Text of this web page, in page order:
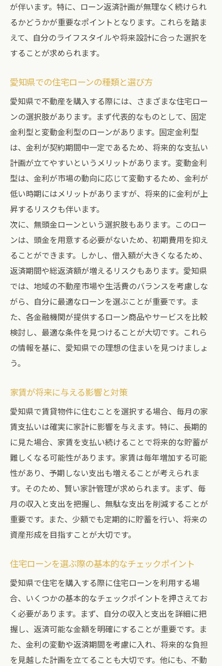
が伴います。特に、ローン返済計画が無理なく続けられ
るかどうかが重要なポイントとなります。これらを踏ま
えて、自分のライフスタイルや将来設計に合った選択を
することが求められます。
愛知県での住宅ローンの種類と選び方
愛知県で不動産を購入する際には、さまざまな住宅ロー
ンの選択肢があります。まず代表的なものとして、固定
金利型と変動金利型のローンがあります。固定金利型
は、金利が契約期間中一定であるため、将来的な支払い
計画が立てやすいというメリットがあります。変動金利
型は、金利が市場の動向に応じて変動するため、金利が
低い時期にはメリットがありますが、将来的に金利が上
昇するリスクも伴います。
次に、無頭金ローンという選択肢もあります。このロー
ンは、頭金を用意する必要がないため、初期費用を抑え
ることができます。しかし、借入額が大きくなるため、
返済期間や総返済額が増えるリスクもあります。愛知県
では、地域の不動産市場や生活費のバランスを考慮しな
がら、自分に最適なローンを選ぶことが重要です。ま
た、各金融機関が提供するローン商品やサービスを比較
検討し、最適な条件を見つけることが大切です。これら
の情報を基に、愛知県での理想の住まいを見つけましょ
う。
家賃が将来に与える影響と対策
愛知県で賃貸物件に住むことを選択する場合、毎月の家
賃支払いは確実に家計に影響を与えます。特に、長期的
に見た場合、家賃を支払い続けることで将来的な貯蓄が
難しくなる可能性があります。家賃は毎年増加する可能
性があり、予期しない支出も増えることが考えられま
す。そのため、賢い家計管理が求められます。まず、毎
月の収入と支出を把握し、無駄な支出を削減することが
重要です。また、少額でも定期的に貯蓄を行い、将来の
資産形成を目指すことが大切です。
住宅ローンを選ぶ際の基本的なチェックポイント
愛知県で住宅を購入する際に住宅ローンを利用する場
合、いくつかの基本的なチェックポイントを押さえてお
く必要があります。まず、自分の収入と支出を詳細に把
握し、返済可能な金額を明確にすることが重要です。ま
た、金利の変動や返済期間を考慮に入れ、将来的な負担
を見越した計画を立てることも大切です。他にも、不動